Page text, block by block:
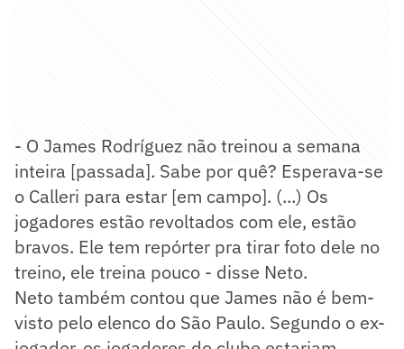
- O James Rodríguez não treinou a semana
inteira [passada]. Sabe por quê? Esperava-se
o Calleri para estar [em campo]. (...) Os
jogadores estão revoltados com ele, estão
bravos. Ele tem repórter pra tirar foto dele no
treino, ele treina pouco - disse Neto.
Neto também contou que James não é bem-
visto pelo elenco do São Paulo. Segundo o ex-